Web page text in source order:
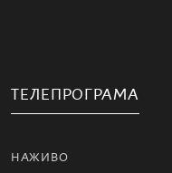
ТЕЛЕПРОГРАМА
НАЖИВО